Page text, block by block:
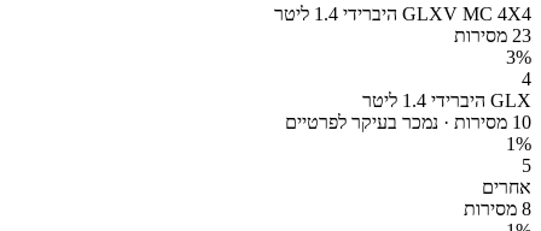
GLXV MC 4X4 היברידי 1.4 ליטר
23 מסירות
3%
4
GLX היברידי 1.4 ליטר
10 מסירות · נמכר בעיקר לפרטיים
1%
5
אחרים
8 מסירות